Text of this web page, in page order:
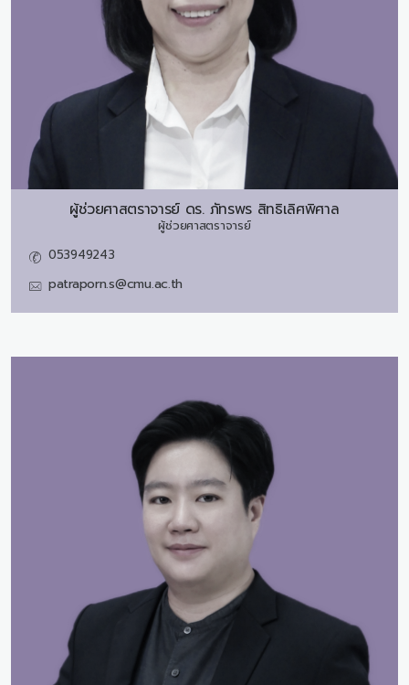
ผู้ช่วยศาสตราจารย์ ดร. ภัทรพร สิทธิเลิศพิศาล
ผู้ช่วยศาสตราจารย์
053949243
patraporn.s@cmu.ac.th